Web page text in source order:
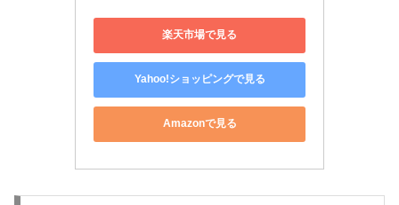
楽天市場で見る
Yahoo!ショッピングで見る
Amazonで見る